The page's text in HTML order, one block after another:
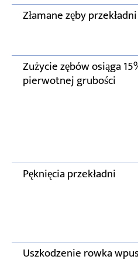
Złamane zęby przekładni
Zużycie zębów osiąga
pierwotnej grubości
Pęknięcia przekładni
Uszkodzenie rowka